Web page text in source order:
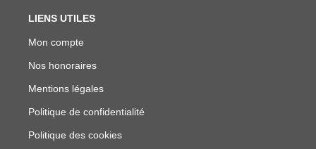
LIENS UTILES
Mon compte
Nos honoraires
Mentions légales
Politique de confidentialité
Politique des cookies